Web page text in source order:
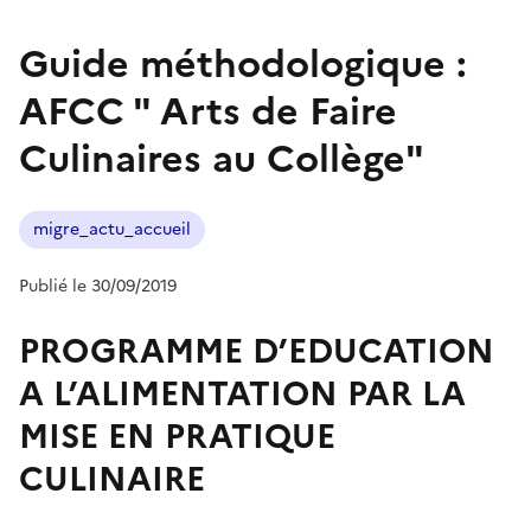
Guide méthodologique :
AFCC " Arts de Faire
Culinaires au Collège"
migre_actu_accueil
Publié le 30/09/2019
PROGRAMME D’EDUCATION
A L’ALIMENTATION PAR LA
MISE EN PRATIQUE
CULINAIRE